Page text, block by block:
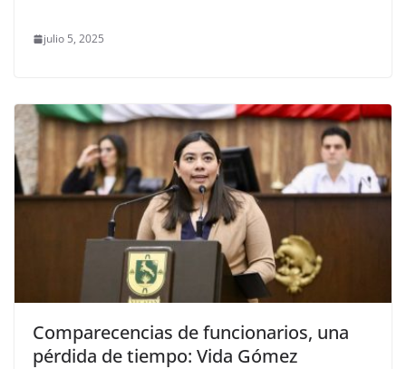
julio 5, 2025
Comparecencias de funcionarios, una
pérdida de tiempo: Vida Gómez